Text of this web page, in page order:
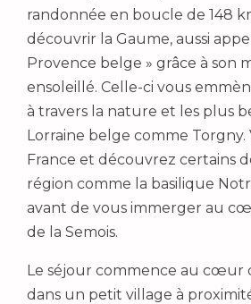
randonnée en boucle de 148
découvrir la Gaume, aussi
Provence belge » grâce à son
ensoleillé. Celle-ci vous
à travers la nature et les plus
Lorraine belge comme Torgny.
France et découvrez certains
région comme la basilique
avant de vous immerger au
de la Semois.
Le séjour commence au cœur
dans un petit village à